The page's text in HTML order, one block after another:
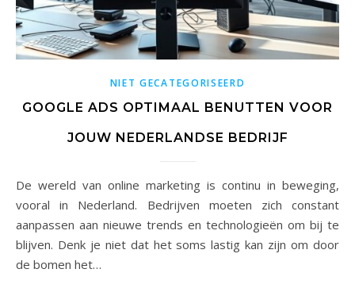
NIET GECATEGORISEERD
GOOGLE ADS OPTIMAAL BENUTTEN VOOR
JOUW NEDERLANDSE BEDRIJF
De wereld van online marketing is continu in beweging,
vooral in Nederland. Bedrijven moeten zich constant
aanpassen aan nieuwe trends en technologieën om bij te
blijven. Denk je niet dat het soms lastig kan zijn om door
de bomen het…